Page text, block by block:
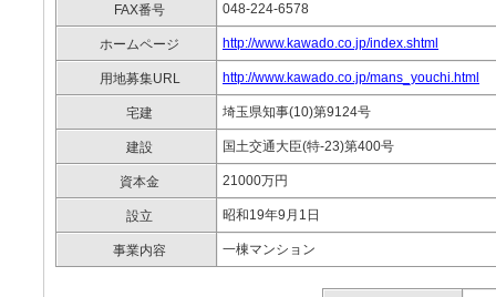
FAX番号 048-224-6578
ホームページ http://www.kawado.co.jp/index.shtml
用地募集URL http://www.kawado.co.jp/mans_youchi.html
宅建 埼玉県知事(10)第9124号
建設 国土交通大臣(特-23)第400号
資本金 21000万円
設立 昭和19年9月1日
事業内容 一棟マンション